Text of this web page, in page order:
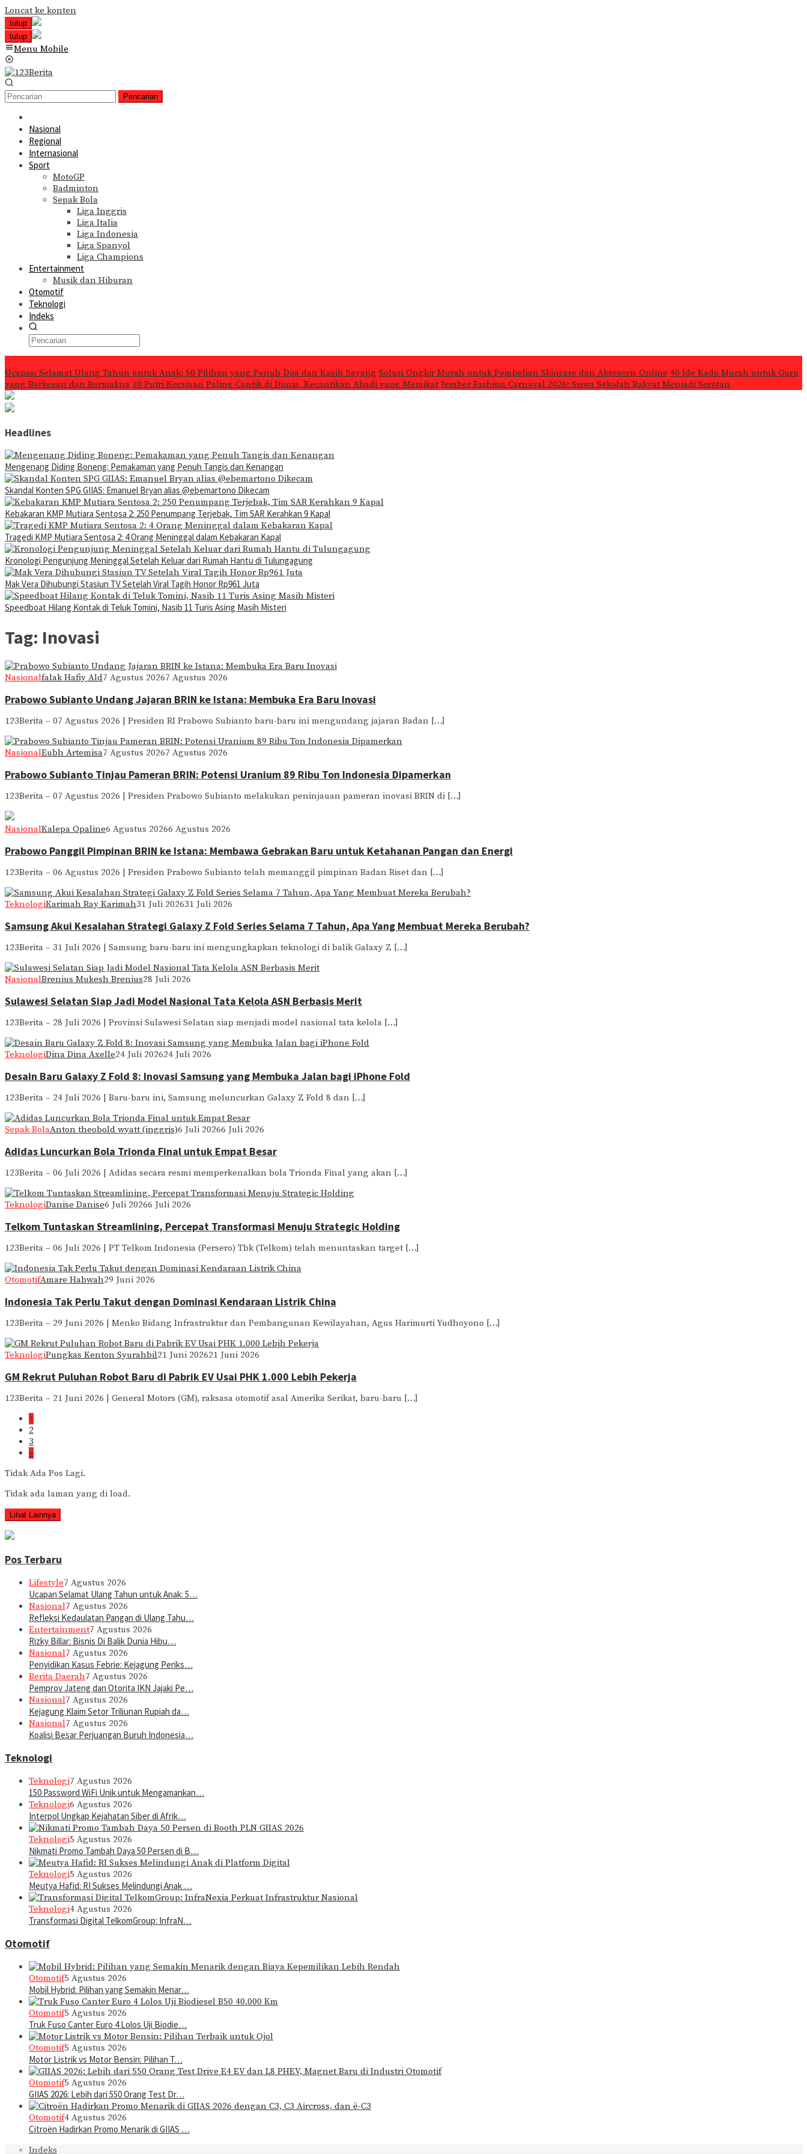
Loncat ke konten
tutup
tutup
Menu Mobile
Pencarian
Nasional
Regional
Internasional
Sport
MotoGP
Badminton
Sepak Bola
Liga Inggris
Liga Italia
Liga Indonesia
Liga Spanyol
Liga Champions
Entertainment
Musik dan Hiburan
Otomotif
Teknologi
Indeks
Ucapan Selamat Ulang Tahun untuk Anak: 50 Pilihan yang Penuh Doa dan Kasih Sayang Solusi Ongkir Murah untuk Pembelian Skincare dan Aksesoris Online 40 Ide Kado Murah untuk Guru
yang Berkesan dan Bermakna 10 Putri Kerajaan Paling Cantik di Dunia, Kecantikan Abadi yang Memikat Jember Fashion Carnaval 2026: Siswa Sekolah Rakyat Menjadi Sorotan
Headlines
Mengenang Diding Boneng: Pemakaman yang Penuh Tangis dan Kenangan
Skandal Konten SPG GIIAS: Emanuel Bryan alias @ebemartono Dikecam
Kebakaran KMP Mutiara Sentosa 2: 250 Penumpang Terjebak, Tim SAR Kerahkan 9 Kapal
Tragedi KMP Mutiara Sentosa 2: 4 Orang Meninggal dalam Kebakaran Kapal
Kronologi Pengunjung Meninggal Setelah Keluar dari Rumah Hantu di Tulungagung
Mak Vera Dihubungi Stasiun TV Setelah Viral Tagih Honor Rp961 Juta
Speedboat Hilang Kontak di Teluk Tomini, Nasib 11 Turis Asing Masih Misteri
Tag: Inovasi
Nasionalfalak Hafiy Ald7 Agustus 20267 Agustus 2026
Prabowo Subianto Undang Jajaran BRIN ke Istana: Membuka Era Baru Inovasi
123Berita – 07 Agustus 2026 | Presiden RI Prabowo Subianto baru-baru ini mengundang jajaran Badan […]
NasionalEubh Artemisa7 Agustus 20267 Agustus 2026
Prabowo Subianto Tinjau Pameran BRIN: Potensi Uranium 89 Ribu Ton Indonesia Dipamerkan
123Berita – 07 Agustus 2026 | Presiden Prabowo Subianto melakukan peninjauan pameran inovasi BRIN di […]
NasionalKalepa Opaline6 Agustus 20266 Agustus 2026
Prabowo Panggil Pimpinan BRIN ke Istana: Membawa Gebrakan Baru untuk Ketahanan Pangan dan Energi
123Berita – 06 Agustus 2026 | Presiden Prabowo Subianto telah memanggil pimpinan Badan Riset dan […]
TeknologiKarimah Ray Karimah31 Juli 202631 Juli 2026
Samsung Akui Kesalahan Strategi Galaxy Z Fold Series Selama 7 Tahun, Apa Yang Membuat Mereka Berubah?
123Berita – 31 Juli 2026 | Samsung baru-baru ini mengungkapkan teknologi di balik Galaxy Z […]
NasionalBrenius Mukesh Brenius28 Juli 2026
Sulawesi Selatan Siap Jadi Model Nasional Tata Kelola ASN Berbasis Merit
123Berita – 28 Juli 2026 | Provinsi Sulawesi Selatan siap menjadi model nasional tata kelola […]
TeknologiDina Dina Axelle24 Juli 202624 Juli 2026
Desain Baru Galaxy Z Fold 8: Inovasi Samsung yang Membuka Jalan bagi iPhone Fold
123Berita – 24 Juli 2026 | Baru-baru ini, Samsung meluncurkan Galaxy Z Fold 8 dan […]
Sepak BolaAnton theobold wyatt (inggris)6 Juli 20266 Juli 2026
Adidas Luncurkan Bola Trionda Final untuk Empat Besar
123Berita – 06 Juli 2026 | Adidas secara resmi memperkenalkan bola Trionda Final yang akan […]
TeknologiDanise Danise6 Juli 20266 Juli 2026
Telkom Tuntaskan Streamlining, Percepat Transformasi Menuju Strategic Holding
123Berita – 06 Juli 2026 | PT Telkom Indonesia (Persero) Tbk (Telkom) telah menuntaskan target […]
OtomotifAmare Habwah29 Juni 2026
Indonesia Tak Perlu Takut dengan Dominasi Kendaraan Listrik China
123Berita – 29 Juni 2026 | Menko Bidang Infrastruktur dan Pembangunan Kewilayahan, Agus Harimurti Yudhoyono […]
TeknologiPungkas Kenton Syurahbil21 Juni 202621 Juni 2026
GM Rekrut Puluhan Robot Baru di Pabrik EV Usai PHK 1.000 Lebih Pekerja
123Berita – 21 Juni 2026 | General Motors (GM), raksasa otomotif asal Amerika Serikat, baru-baru […]
1
2
3
»
Tidak Ada Pos Lagi.
Tidak ada laman yang di load.
Lihat Lainnya
Pos Terbaru
Lifestyle7 Agustus 2026
Ucapan Selamat Ulang Tahun untuk Anak: 5…
Nasional7 Agustus 2026
Refleksi Kedaulatan Pangan di Ulang Tahu…
Entertainment7 Agustus 2026
Rizky Billar: Bisnis Di Balik Dunia Hibu…
Nasional7 Agustus 2026
Penyidikan Kasus Febrie: Kejagung Periks…
Berita Daerah7 Agustus 2026
Pemprov Jateng dan Otorita IKN Jajaki Pe…
Nasional7 Agustus 2026
Kejagung Klaim Setor Triliunan Rupiah da…
Nasional7 Agustus 2026
Koalisi Besar Perjuangan Buruh Indonesia…
Teknologi
Teknologi7 Agustus 2026
150 Password WiFi Unik untuk Mengamankan…
Teknologi6 Agustus 2026
Interpol Ungkap Kejahatan Siber di Afrik…
Teknologi5 Agustus 2026
Nikmati Promo Tambah Daya 50 Persen di B…
Teknologi5 Agustus 2026
Meutya Hafid: RI Sukses Melindungi Anak …
Teknologi4 Agustus 2026
Transformasi Digital TelkomGroup: InfraN…
Otomotif
Otomotif5 Agustus 2026
Mobil Hybrid: Pilihan yang Semakin Menar…
Otomotif5 Agustus 2026
Truk Fuso Canter Euro 4 Lolos Uji Biodie…
Otomotif5 Agustus 2026
Motor Listrik vs Motor Bensin: Pilihan T…
Otomotif5 Agustus 2026
GIIAS 2026: Lebih dari 550 Orang Test Dr…
Otomotif4 Agustus 2026
Citroën Hadirkan Promo Menarik di GIIAS …
Indeks